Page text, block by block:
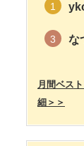
1
3 な
月間ベス
細＞＞